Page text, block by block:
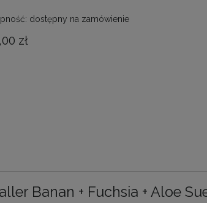
dostępny na zamówienie
zł
Banan + Fuchsia + Aloe